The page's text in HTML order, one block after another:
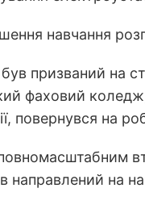
навчання
призваний на
фаховий
повернувся на
направлений на